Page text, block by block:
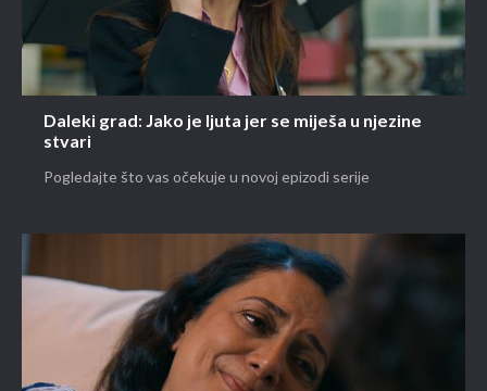
Daleki grad: Jako je ljuta jer se miješa u njezine
stvari
Pogledajte što vas očekuje u novoj epizodi serije